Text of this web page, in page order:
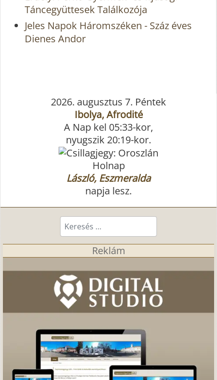
Táncegyüttesek Találkozója
Jeles Napok Háromszéken - Száz éves
Dienes Andor
2026. augusztus 7. Péntek
Ibolya, Afrodité
A Nap kel 05:33-kor,
nyugszik 20:19-kor.
Holnap
László, Eszmeralda
napja lesz.
Keresés...
Reklám